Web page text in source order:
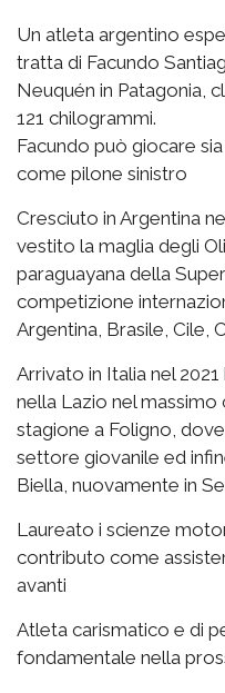
Un atleta argentino
tratta di Facundo
Neuquén in Patagonia,
121 chilogrammi.
Facundo può giocare
come pilone sinistro
Cresciuto in Argentina
vestito la maglia degli
paraguayana della
competizione
Argentina, Brasile, Cile,
Arrivato in Italia nel
nella Lazio nel
stagione a Foligno,
settore giovanile ed
Biella, nuovamente in
Laureato i scienze
contributo come
avanti
Atleta carismatico e di
fondamentale nella